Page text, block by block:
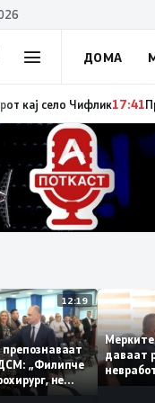
ДОМА
До 18 часот 11 пожари
12:19
го препознаваат
СДСМ: „Филипче
не
со